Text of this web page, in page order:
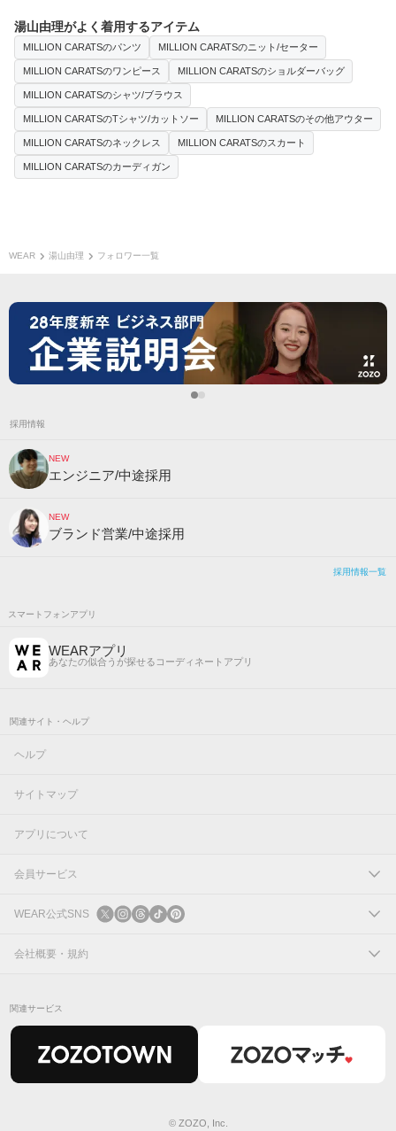
湯山由理がよく着用するアイテム
MILLION CARATSのパンツ MILLION CARATSのニット/セーター
MILLION CARATSのワンピース MILLION CARATSのショルダーバッグ
MILLION CARATSのシャツ/ブラウス
MILLION CARATSのTシャツ/カットソー MILLION CARATSのその他アウター
MILLION CARATSのネックレス MILLION CARATSのスカート
MILLION CARATSのカーディガン
WEAR 湯山由理 フォロワー一覧
採用情報
NEW
エンジニア/中途採用
NEW
ブランド営業/中途採用
採用情報一覧
スマートフォンアプリ
WEARアプリ
あなたの似合うが探せるコーディネートアプリ
関連サイト・ヘルプ
ヘルプ
サイトマップ
アプリについて
会員サービス
ログイン
新規会員登録
WEAR公式SNS
X
会社概要・規約
関連サービス
© ZOZO, Inc.